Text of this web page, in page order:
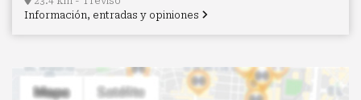
Información, entradas y opiniones